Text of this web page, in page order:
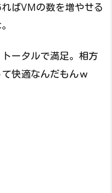
ばVMの数を増やせる
ータルで満足。相方
快適なんだもんｗ